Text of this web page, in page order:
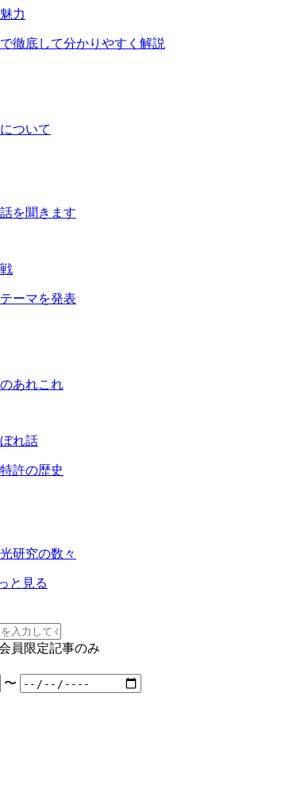
力
徹底して分かりやすく解説
ついて
を聞きます
ーマを発表
あれこれ
れ話
許の歴史
研究の数々
と見る
員限定記事のみ
〜